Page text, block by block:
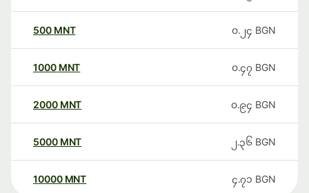
500 MNT ၀.၂၄ BGN
1000 MNT ၀.၄၇ BGN
2000 MNT ၀.၉၄ BGN
5000 MNT ၂.၃၆ BGN
10000 MNT ၄.၇၁ BGN